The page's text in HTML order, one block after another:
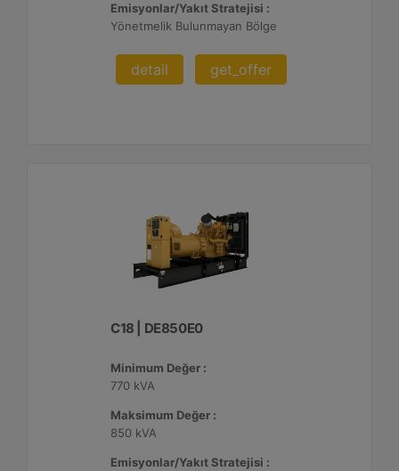
Emisyonlar/Yakıt Stratejisi :
Yönetmelik Bulunmayan Bölge
detail get_offer
C18 | DE850E0
Minimum Değer :
770 kVA
Maksimum Değer :
850 kVA
Emisyonlar/Yakıt Stratejisi :